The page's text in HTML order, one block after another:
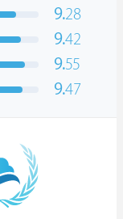
9.28
9.42
9.55
9.47